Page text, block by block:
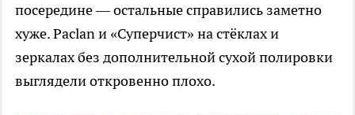
посередине — остальные справились заметно
хуже. Paclan и «Суперчист» на стёклах и
зеркалах без дополнительной сухой полировки
выглядели откровенно плохо.